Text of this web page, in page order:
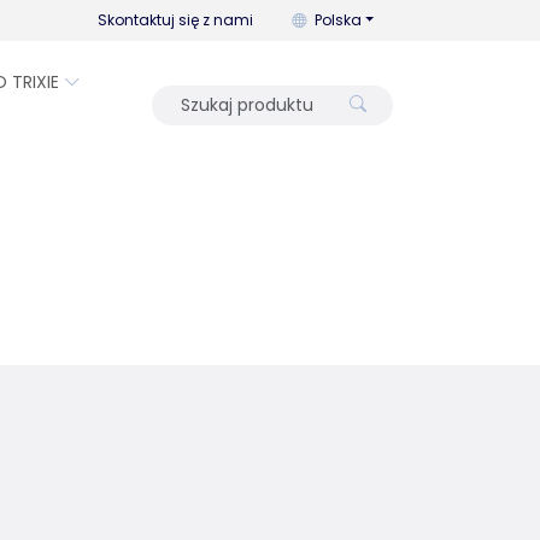
Skontaktuj się z nami Możesz zmienić język za
Polska
TRIXIE